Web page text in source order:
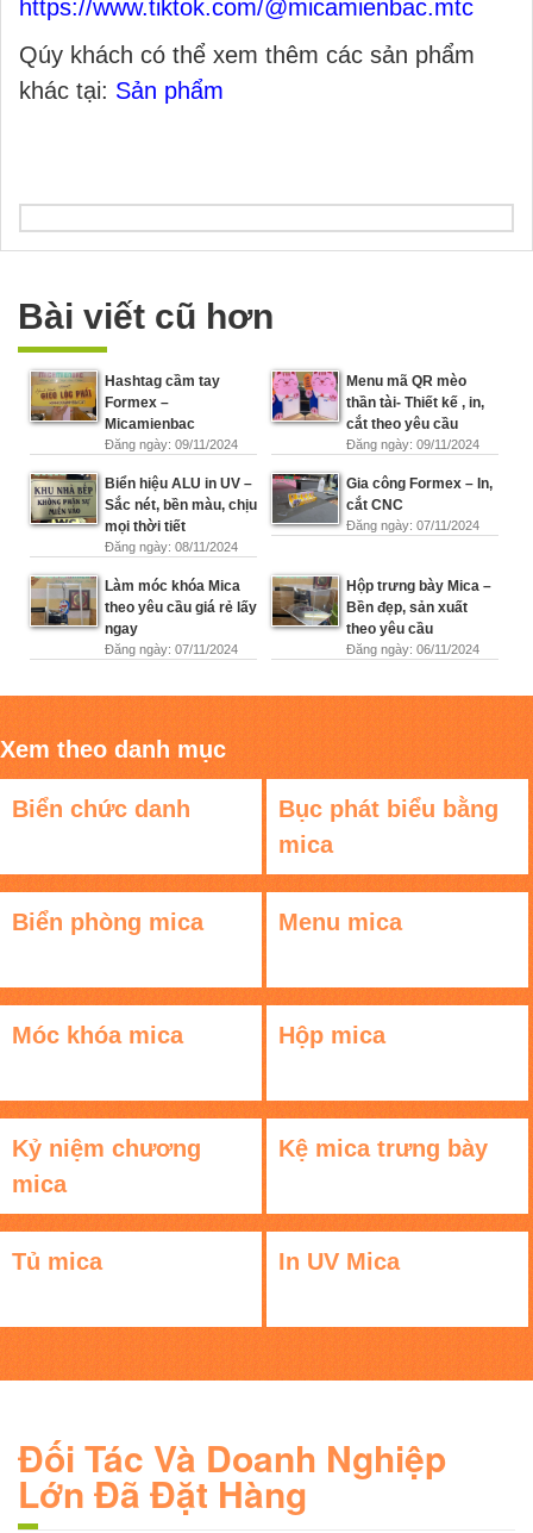
https://www.tiktok.com/@micamienbac.mtc
Qúy khách có thể xem thêm các sản phẩm
khác tại: Sản phẩm
Bài viết cũ hơn
Hashtag cầm tay
Formex –
Micamienbac
Đăng ngày: 09/11/2024
Menu mã QR mèo
thần tài- Thiết kế , in,
cắt theo yêu cầu
Đăng ngày: 09/11/2024
Biển hiệu ALU in UV –
Sắc nét, bền màu, chịu
mọi thời tiết
Đăng ngày: 08/11/2024
Gia công Formex – In,
cắt CNC
Đăng ngày: 07/11/2024
Làm móc khóa Mica
theo yêu cầu giá rẻ lấy
ngay
Đăng ngày: 07/11/2024
Hộp trưng bày Mica –
Bền đẹp, sản xuất
theo yêu cầu
Đăng ngày: 06/11/2024
Xem theo danh mục
Biển chức danh
Bục phát biểu bằng
mica
Biển phòng mica Menu mica
Móc khóa mica Hộp mica
Kỷ niệm chương
mica
Kệ mica trưng bày
Tủ mica In UV Mica
Đối Tác Và Doanh Nghiệp
Lớn Đã Đặt Hàng